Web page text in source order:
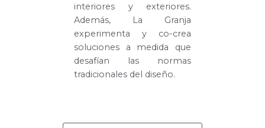
interiores y exteriores.
Además, La Granja
experimenta y co-crea
soluciones a medida que
desafían las normas
tradicionales del diseño.